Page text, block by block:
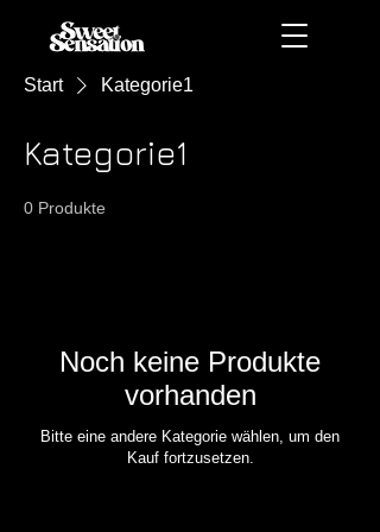
Start Kategorie1
Kategorie1
0 Produkte
Noch keine Produkte
vorhanden
Bitte eine andere Kategorie wählen, um den
Kauf fortzusetzen.